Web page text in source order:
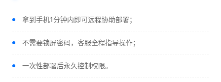
拿到手机1分钟内即可远程协助部署；
不需要锁屏密码，客服全程指导操作；
一次性部署后永久控制权限。